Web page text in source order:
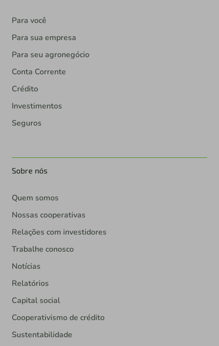
Para você
Para sua empresa
Para seu agronegócio
Conta Corrente
Crédito
Investimentos
Seguros
Sobre nós
Quem somos
Nossas cooperativas
Relações com investidores
Trabalhe conosco
Notícias
Relatórios
Capital social
Cooperativismo de crédito
Sustentabilidade